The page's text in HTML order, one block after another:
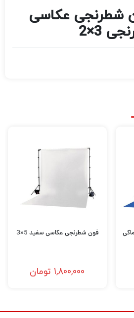
شطرنجی عکاسی
3×2
فون شطرنجی عکاسی سفید 5×3
1,800,000 تومان